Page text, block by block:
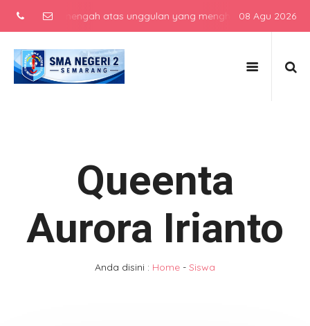
menengah atas unggulan yang menghasilkan lulusan
08 Agu 2026
Queenta
Aurora Irianto
Anda disini : Home - Siswa